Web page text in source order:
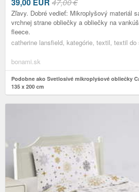
39,00 EUR 47,00 €
Zľavy. Dobré vedieť: Mikroplyšový materiál
vrchnej strane obliečky a obliečky na
fleece.
catherine lansfield, kategórie, textil, textil do
bonami.sk
Podobne ako Svetlosivé mikroplyšové obliečky
135 x 200 cm